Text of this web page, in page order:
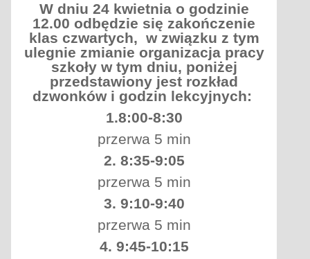
W dniu 24 kwietnia o godzinie
12.00 odbędzie się zakończenie
klas czwartych, w związku z tym
ulegnie zmianie organizacja pracy
szkoły w tym dniu, poniżej
przedstawiony jest rozkład
dzwonków i godzin lekcyjnych:
1.8:00-8:30
przerwa 5 min
2. 8:35-9:05
przerwa 5 min
3. 9:10-9:40
przerwa 5 min
4. 9:45-10:15